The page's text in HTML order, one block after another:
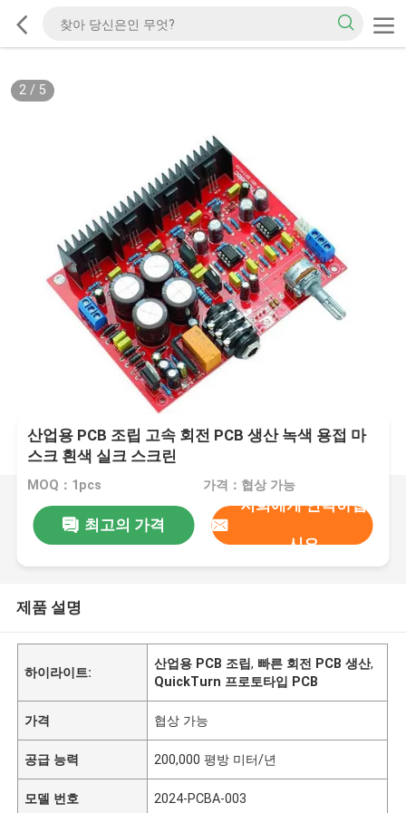
2/ 5
산업용 PCB 조립 고속 회전 PCB 생산 녹색 용접 마
스크 흰색 실크 스크린
MOQ：1pcs 가격：협상 가능
최고의 가격
저희에게 연락하십
시오
제품 설명
하이라이트:
산업용 PCB 조립, 빠른 회전 PCB 생산,
QuickTurn 프로토타입 PCB
가격 협상 가능
공급 능력 200,000 평방 미터/년
모델 번호 2024-PCBA-003